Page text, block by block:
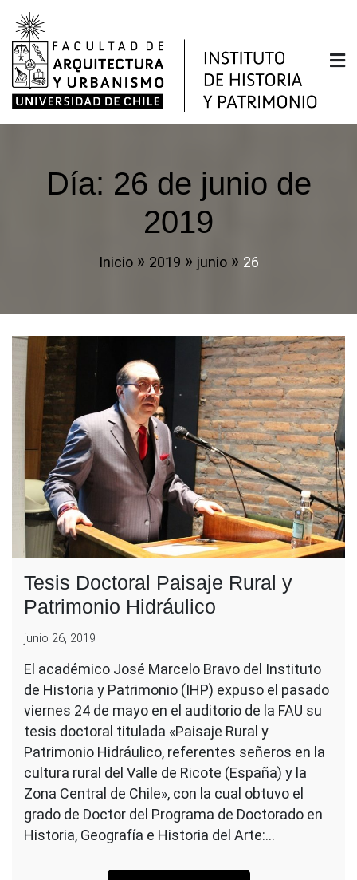
Saltar
contenido
Instituto de Historia y
Patrimonio
Facultad de Arquitectura y Urbanismo de la
Día: 26 de junio de
2019
Inicio 2019 junio 26
Tesis Doctoral Paisaje Rural y
Patrimonio Hidráulico
junio 26, 2019
El académico José Marcelo Bravo del Instituto
de Historia y Patrimonio (IHP) expuso el pasado
viernes 24 de mayo en el auditorio de la FAU su
tesis doctoral titulada «Paisaje Rural y
Patrimonio Hidráulico, referentes señeros en la
cultura rural del Valle de Ricote (España) y la
Zona Central de Chile», con la cual obtuvo el
grado de Doctor del Programa de Doctorado en
Historia, Geografía e Historia del Arte:…